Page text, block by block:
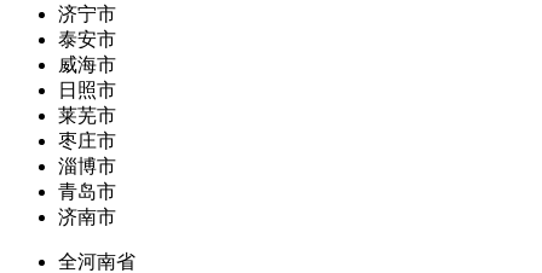
济宁市
泰安市
威海市
日照市
莱芜市
枣庄市
淄博市
青岛市
济南市
全河南省